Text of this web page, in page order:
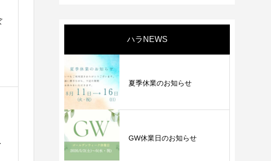
ハラNEWS
夏季休業のお知らせ
GW休業日のお知らせ